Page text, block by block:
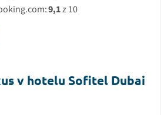
9,1z 10
v hotelu Sofitel Dubai